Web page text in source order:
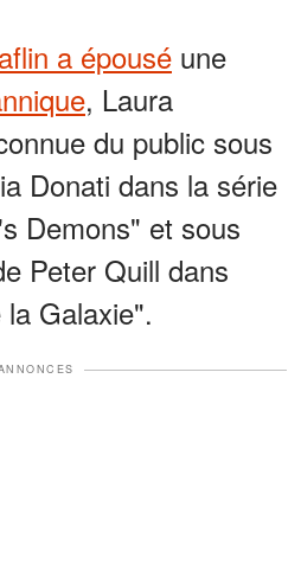
a épousé une
, Laura
du public sous
Donati dans la série
Demons" et sous
Peter Quill dans
Galaxie".